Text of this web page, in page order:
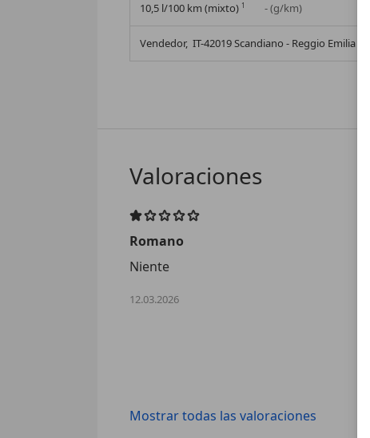
10,5 l/100 km (mixto) 1 - (g/km)
Vendedor, IT-42019 Scandiano - Reggio Emilia - RE
Valoraciones
Romano
Niente
12.03.2026
Mostrar todas las valoraciones